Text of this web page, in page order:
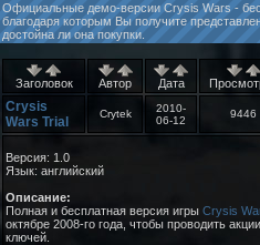
Официальные демо-версии Crysis Wars -
благодаря которым Вы получите
достойна ли она покупки.
Заголовок Автор Дата
Crysis
Wars Trial
Crytek
2010-
06-12
9446
Версия: 1.0
Язык: английский
Описание:
Полная и бесплатная версия игры Crysis
октябре 2008-го года, чтобы проводить
ключей.